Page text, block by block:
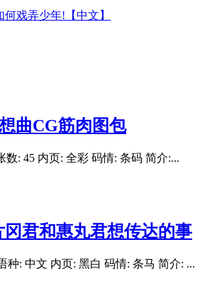
戏弄少年!【中文】
曲CG筋肉图包
数: 45 内页: 全彩 码情: 条码 简介:...
冈君和惠丸君想传达的事
种: 中文 内页: 黑白 码情: 条马 简介: ...